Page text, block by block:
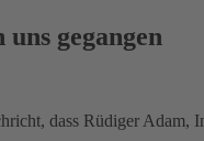
gegangen
dass Rüdiger Adam,